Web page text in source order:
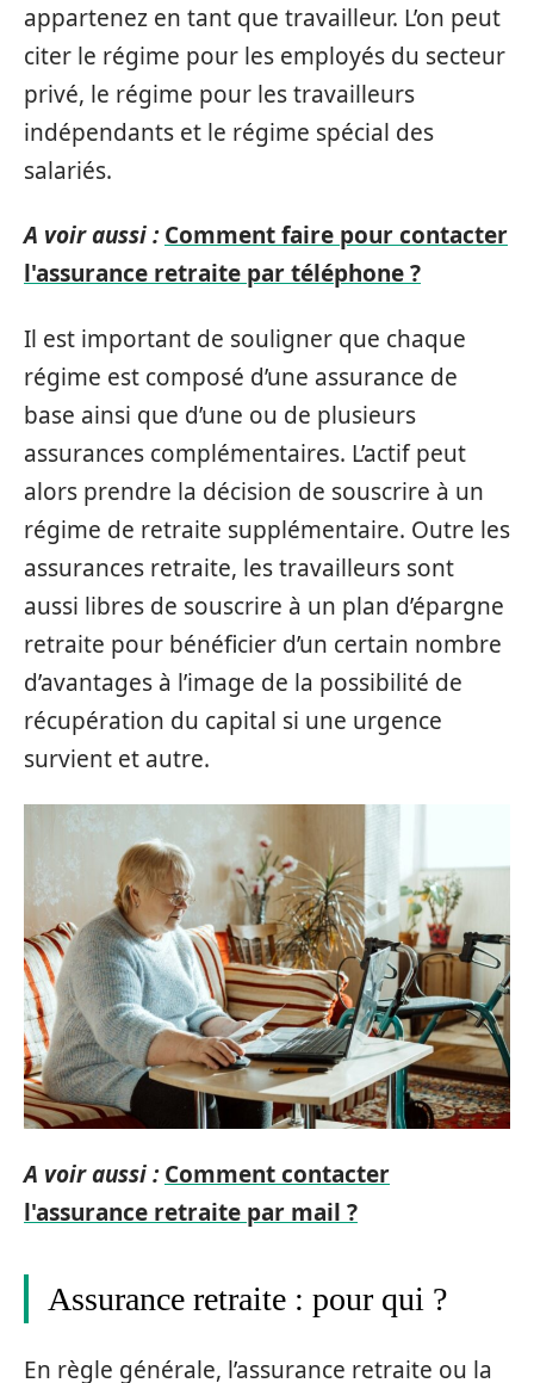
appartenez en tant que travailleur. L’on peut
citer le régime pour les employés du secteur
privé, le régime pour les travailleurs
indépendants et le régime spécial des
salariés.
A voir aussi : Comment faire pour contacter
l'assurance retraite par téléphone ?
Il est important de souligner que chaque
régime est composé d’une assurance de
base ainsi que d’une ou de plusieurs
assurances complémentaires. L’actif peut
alors prendre la décision de souscrire à un
régime de retraite supplémentaire. Outre les
assurances retraite, les travailleurs sont
aussi libres de souscrire à un plan d’épargne
retraite pour bénéficier d’un certain nombre
d’avantages à l’image de la possibilité de
récupération du capital si une urgence
survient et autre.
A voir aussi : Comment contacter
l'assurance retraite par mail ?
Assurance retraite : pour qui ?
En règle générale, l’assurance retraite ou la